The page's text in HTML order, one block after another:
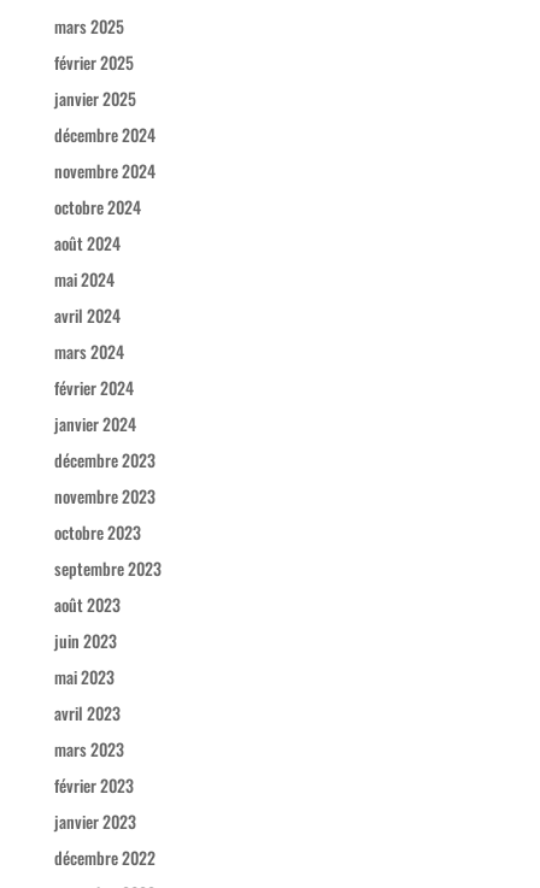
mars 2025
février 2025
janvier 2025
décembre 2024
novembre 2024
octobre 2024
août 2024
mai 2024
avril 2024
mars 2024
février 2024
janvier 2024
décembre 2023
novembre 2023
octobre 2023
septembre 2023
août 2023
juin 2023
mai 2023
avril 2023
mars 2023
février 2023
janvier 2023
décembre 2022